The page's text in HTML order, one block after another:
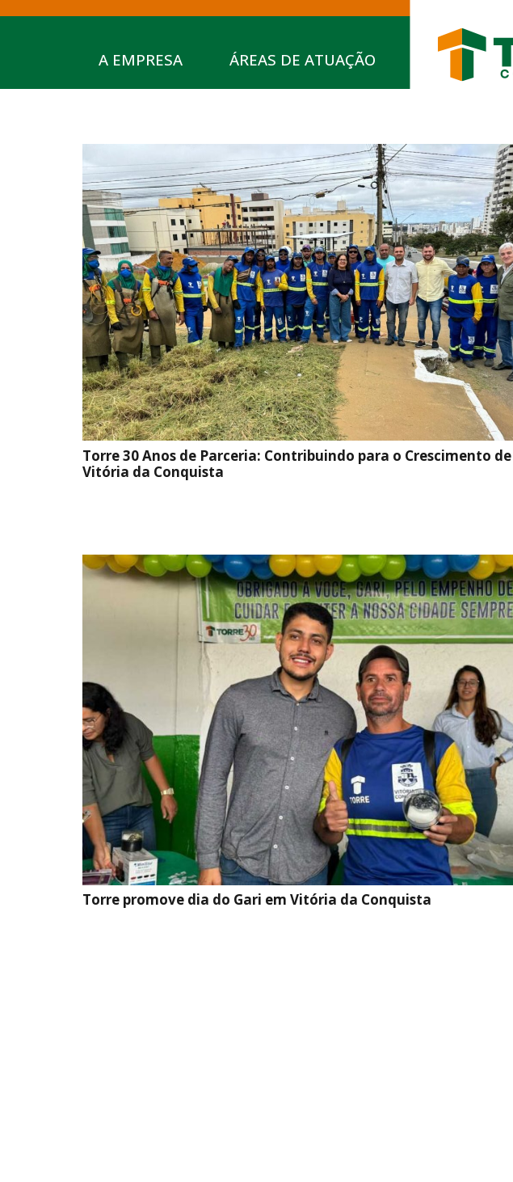
A EMPRESA ÁREAS DE ATUAÇÃO
Torre 30 Anos de Parceria: Contribuindo para o Crescimento de
Vitória da Conquista
Torre promove dia do Gari em Vitória da Conquista